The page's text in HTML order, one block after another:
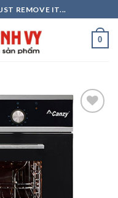
REMOVE IT...
0